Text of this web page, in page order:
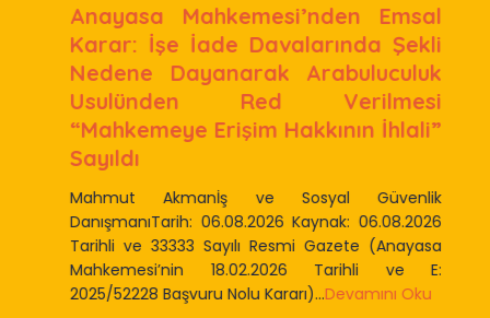
Anayasa Mahkemesi’nden Emsal
Karar: İşe İade Davalarında Şekli
Nedene Dayanarak Arabuluculuk
Usulünden Red Verilmesi
“Mahkemeye Erişim Hakkının İhlali”
Sayıldı
Mahmut Akmanİş ve Sosyal Güvenlik
DanışmanıTarih: 06.08.2026 Kaynak: 06.08.2026
Tarihli ve 33333 Sayılı Resmi Gazete (Anayasa
Mahkemesi’nin 18.02.2026 Tarihli ve E:
2025/52228 Başvuru Nolu Kararı)...Devamını Oku